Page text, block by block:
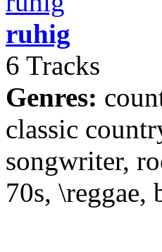
ruhig
6 Tracks
Genres:
classic
songwriter,
70s, \reggae,